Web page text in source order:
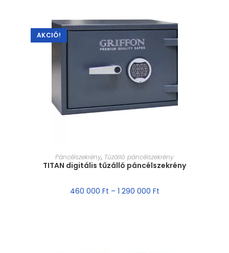
AKCIÓ!
MÉRET VÁLASZTÁSA
Páncélszekrény, Tűzálló páncélszekrény
TITAN digitális tűzálló páncélszekrény
460 000 Ft – 1 290 000 Ft